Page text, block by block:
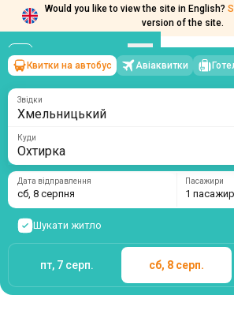
Would you like to view the site in English?
version of the site.
Хмельницький→ Охтирка
сб, 8 серпня/1 пасажир
Квитки на автобус Авіаквитки
Звідки
Куди
Дата відправлення
сб, 8 серпня
Пасажири
1 пасажир
Шукати житло
пт, 7 серп. сб, 8 серп.